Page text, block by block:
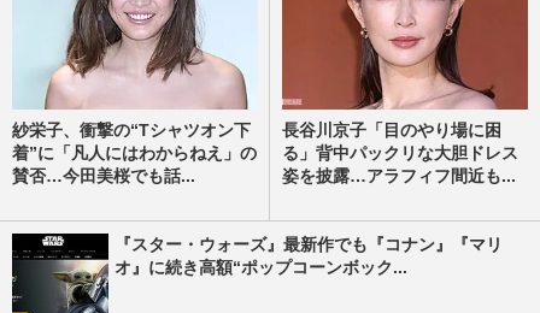
紗栄子、衝撃の“Tシャツオン下
着”に「凡人にはわからねえ」の
賛否…今田美桜でも話...
長谷川京子「目のやり場に困
る」背中パックリな大胆ドレス
姿を披露…アラフィフ間近も...
『スター・ウォーズ』最新作でも『コナン』『マリ
オ』に続き高額“ポップコーンボック...